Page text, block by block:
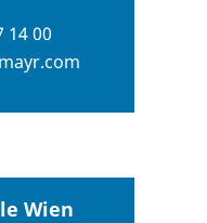
14 00
Wien